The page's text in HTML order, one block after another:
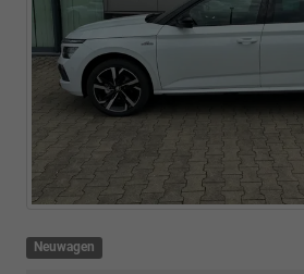
Neuwagen